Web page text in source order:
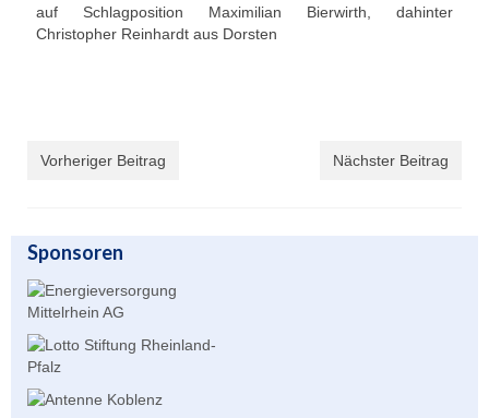
Gastronomie
auf Schlagposition Maximilian Bierwirth, dahinter
Christopher Reinhardt aus Dorsten
Vorheriger Beitrag Nächster Beitrag
Sponsoren